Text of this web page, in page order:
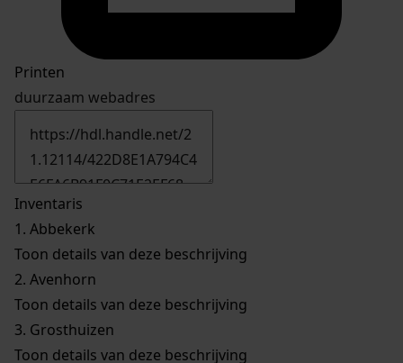
Printen
duurzaam webadres
Inventaris
1. Abbekerk
Toon details van deze beschrijving
2. Avenhorn
Toon details van deze beschrijving
3. Grosthuizen
Toon details van deze beschrijving